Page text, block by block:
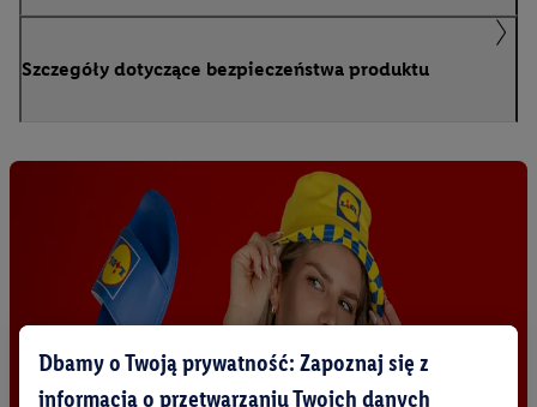
Szczegóły dotyczące bezpieczeństwa produktu
Dbamy o Twoją prywatność: Zapoznaj się z
informacją o przetwarzaniu Twoich danych